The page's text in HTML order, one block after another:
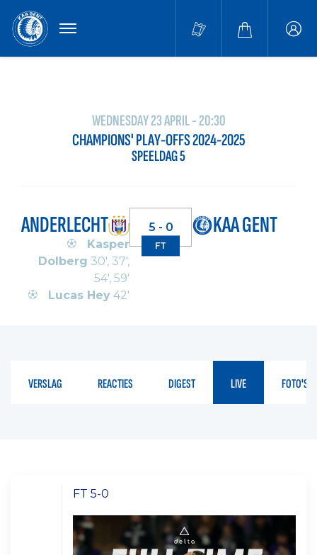
MENU
WEDNESDAY 23 APRIL - 20:30
CHAMPIONS' PLAY-OFFS 2024-2025
SPEELDAG 5
ANDERLECHT
Kasper
Dolberg 30', 37',
54', 59'
Lucas Hey 42'
5 - 0
FT
KAA GENT
VERSLAG REACTIES DIGEST LIVE FOTO'S
FT 5-0